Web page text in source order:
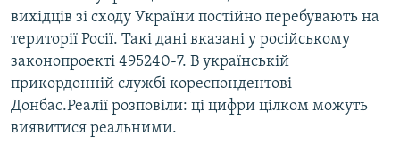
вихідців зі сходу України постійно перебувають на
території Росії. Такі дані вказані у російському
законопроекті 495240-7. В українській
прикордонній службі кореспондентові
Донбас.Реалії розповіли: ці цифри цілком можуть
виявитися реальними.